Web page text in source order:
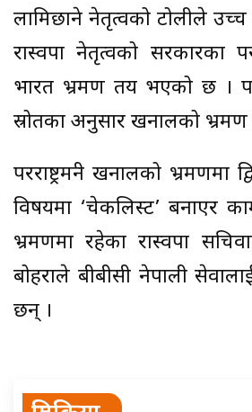
लामिछाने नेतृत्वको टोलीले उच्च
रास्वपा नेतृत्वको सरकारका
भारत भ्रमण तय भएको छ ।
स्रोतका अनुसार खनालको
परराष्ट्रमन्त्री खनालको भ्रमणमा
विषयमा ‘चेकलिस्ट’ बनाएर
भ्रमणमा रहेका रास्वपा
बोहराले बीबीसी नेपाली
छन् ।